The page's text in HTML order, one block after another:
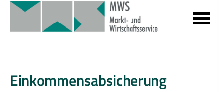
Einkommensabsicherung